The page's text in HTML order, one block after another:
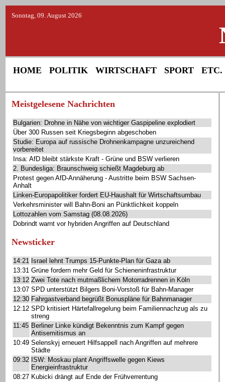
Sonntag, 09. August 2026
HOME POLITIK WIRTSCHAFT SPORT ETC.
Meistgelesene Nachrichten
Bulgarien: Drohne in Nähe von wichtiger Gaspipeline explodiert
Über 300 Russen seit Kriegsbeginn abgeschoben
Studie: Europa auf russische Drohnenkampagne unzureichend
vorbereitet
Insa: AfD bleibt stärkste Kraft - Grüne und BSW verlieren
2. Bundesliga: Braunschweig schießt Magdeburg ab
Protest gegen AfD-Annäherung - Austritte beim BSW Sachsen-
Anhalt
Linken-Europapolitiker fordert EU-Haushalt für Wirtschaftsumbau
Verkehrsminister will Bahn-Boni an Pünktlichkeit koppeln
Lottozahlen vom Samstag (08.08.2026)
Dobrindt warnt vor hybriden Angriffen auf Deutschland
Newsticker
14:21 Israel lehnt Trumps 15-Punkte-Plan für Gaza ab
13:31 Grüne fordern mehr Geld für Schieneninfrastruktur
13:12 Zwei Tote nach mutmaßlichem Motorradrennen in Köln
13:07 SPD unterstützt Bilgers Boni-Vorstoß für Bahn-Manager
12:30 Fahrgastverband begrüßt Bonuspläne für Bahnmanager
12:12 SPD kritisiert Härtefallregelung beim Familiennachzug als zu
streng
11:45 Berliner Linke kündigt Bekenntnis zum Kampf gegen
Antisemitismus an
10:49 Selenskyj erneuert Hilfsappell nach Angriffen auf mehrere
Städte
09:32 ISW: Moskau plant Angriffswelle gegen Kiews
Energieinfrastruktur
08:27 Kubicki drängt auf Ende der Frühverrentung